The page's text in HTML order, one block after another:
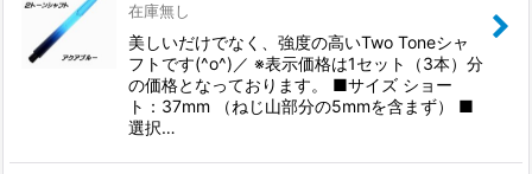
在庫無し
美しいだけでなく、強度の高いTwo Toneシャ
フトです(^o^)／ ※表示価格は1セット（3本）分
の価格となっております。 ■サイズ ショー
ト：37mm （ねじ山部分の5mmを含まず） ■
選択…